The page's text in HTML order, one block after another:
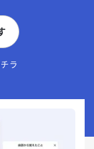
ラ